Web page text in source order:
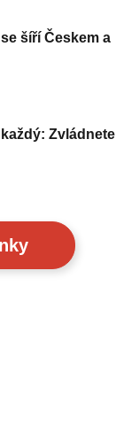
šíří Českem a
Zvládnete